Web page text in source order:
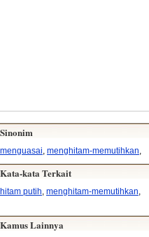
Sinonim
menguasai menghitam-memutihkan
Kata-kata Terkait
hitam putih, menghitam-memutihkan,
Kamus Lainnya